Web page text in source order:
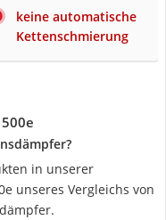
keine automatische
Kettenschmierung
in unserer
unseres Vergleichs von